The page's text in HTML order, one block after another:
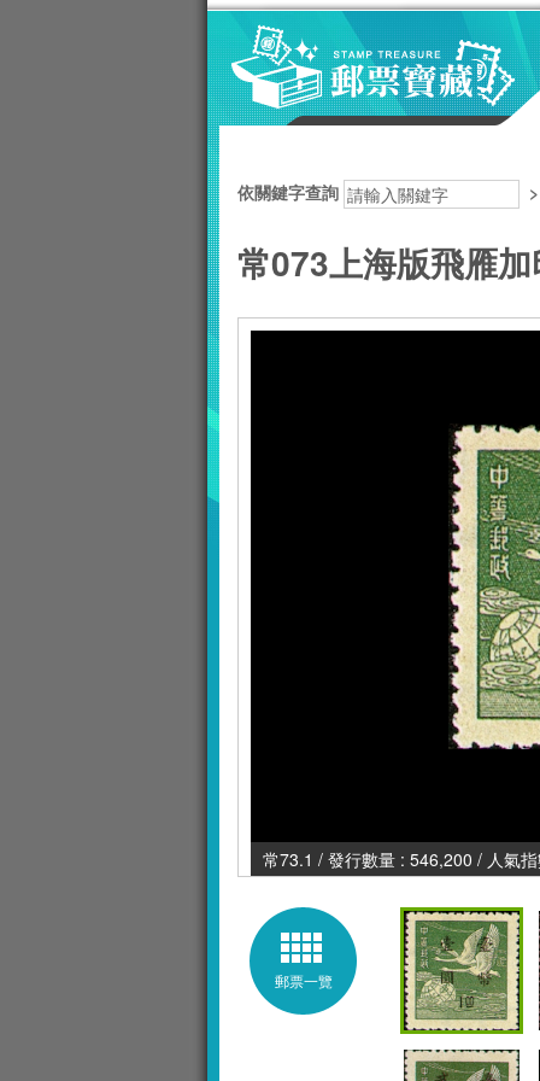
依關鍵字查詢
常073上海版飛雁
常73.1 / 發行數量 : 546,200 / 人氣
郵票一覽